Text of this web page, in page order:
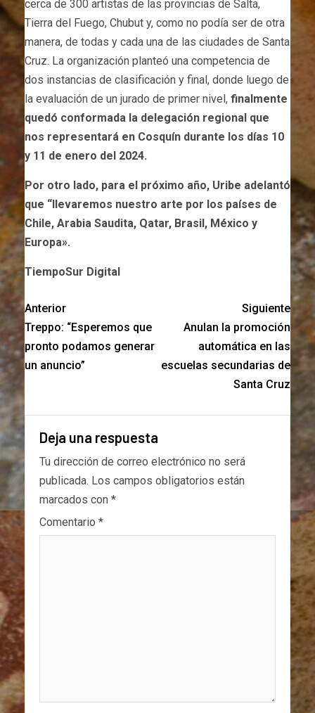
cerca de 300 artistas de las provincias de Salta,
Tierra del Fuego, Chubut y, como no podía ser de otra
manera, de todas y cada una de las ciudades de Santa
Cruz. La organización planteó una competencia de
dos instancias de clasificación y final, donde luego de
la evaluación de un jurado de primer nivel, finalmente
quedó conformada la delegación regional que
nos representará en Cosquín durante los días 10
y 11 de enero del 2024.
Por otro lado, para el próximo año, Uribe adelantó
que “llevaremos nuestro arte por los países de
Chile, Arabia Saudita, Qatar, Brasil, México y
Europa».
TiempoSur Digital
Anterior
Treppo: “Esperemos que
pronto podamos generar
un anuncio”
Siguiente
Anulan la promoción
automática en las
escuelas secundarias de
Santa Cruz
Deja una respuesta
Tu dirección de correo electrónico no será
publicada. Los campos obligatorios están
marcados con *
Comentario *